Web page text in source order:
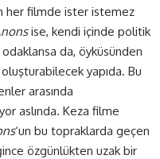
her filmde ister istemez
ise, kendi içinde politik
da, öyküsünden
yapıda. Bu
arasında
aslında. Keza filme
‘un bu topraklarda geçen
özgünlükten uzak bir